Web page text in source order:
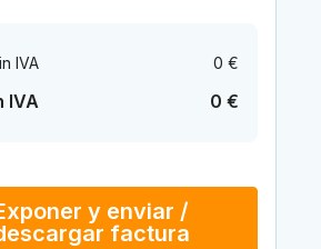
IVA 0 €
IVA 0 €
y enviar /
factura